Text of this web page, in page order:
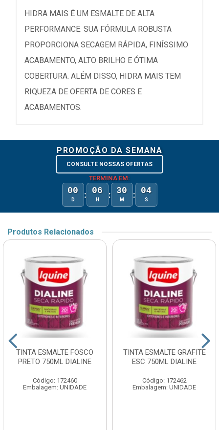
HIDRA MAIS É UM ESMALTE DE ALTA
PERFORMANCE. SUA FÓRMULA ROBUSTA
PROPORCIONA SECAGEM RÁPIDA, FINÍSSIMO
ACABAMENTO, ALTO BRILHO E ÓTIMA
COBERTURA. ALÉM DISSO, HIDRA MAIS TEM
RIQUEZA DE OFERTA DE CORES E
ACABAMENTOS.
PROMOÇÃO DA SEMANA
CONSULTE NOSSAS OFERTAS
TERMINA EM:
00
D : 06
H : 30
M : 04
S
Produtos Relacionados
TINTA ESMALTE FOSCO
PRETO 750ML DIALINE
Código: 172460
Embalagem: UNIDADE
TINTA ESMALTE GRAFITE
ESC 750ML DIALINE
Código: 172462
Embalagem: UNIDADE